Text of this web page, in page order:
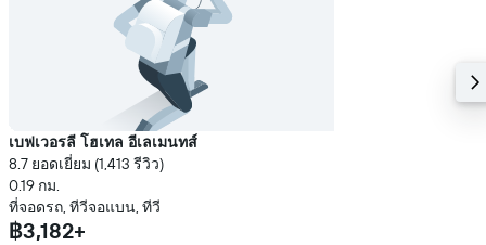
เบฟเวอรลี โฮเทล อีเลเมนทส์
8.7 ยอดเยี่ยม (1,413 รีวิว)
0.19 กม.
ที่จอดรถ, ทีวีจอแบน, ทีวี
฿3,182+